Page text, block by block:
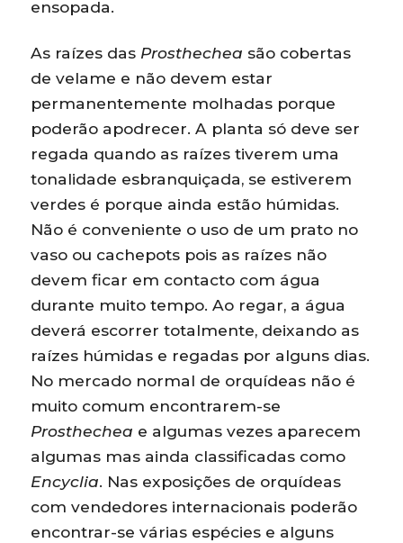
ensopada.
As raízes das Prosthechea são cobertas
de velame e não devem estar
permanentemente molhadas porque
poderão apodrecer. A planta só deve ser
regada quando as raízes tiverem uma
tonalidade esbranquiçada, se estiverem
verdes é porque ainda estão húmidas.
Não é conveniente o uso de um prato no
vaso ou cachepots pois as raízes não
devem ficar em contacto com água
durante muito tempo. Ao regar, a água
deverá escorrer totalmente, deixando as
raízes húmidas e regadas por alguns dias.
No mercado normal de orquídeas não é
muito comum encontrarem-se
Prosthechea e algumas vezes aparecem
algumas mas ainda classificadas como
Encyclia. Nas exposições de orquídeas
com vendedores internacionais poderão
encontrar-se várias espécies e alguns